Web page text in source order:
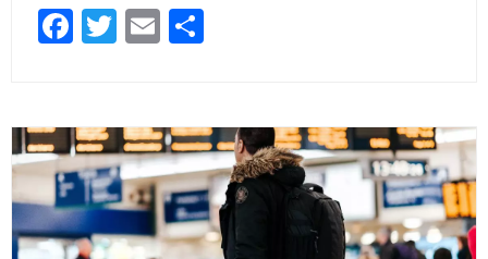
F
b
o
o
k
T
er
E
l p
ar
ti
r